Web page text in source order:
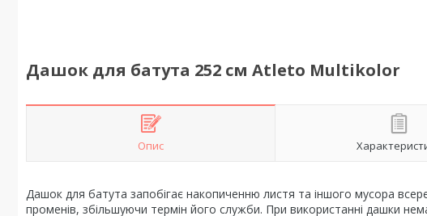
Дашок для батута 252 см Atleto Multikolor
Опис
Дашок для батута запобігає накопиченню листя та іншого мусора
променів, збільшуючи термін його служби. При використанні дашки